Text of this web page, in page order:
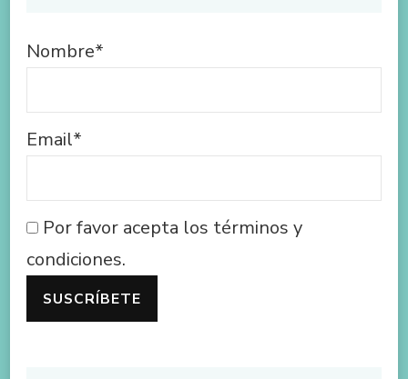
Nombre*
Email*
Por favor acepta los términos y
condiciones.